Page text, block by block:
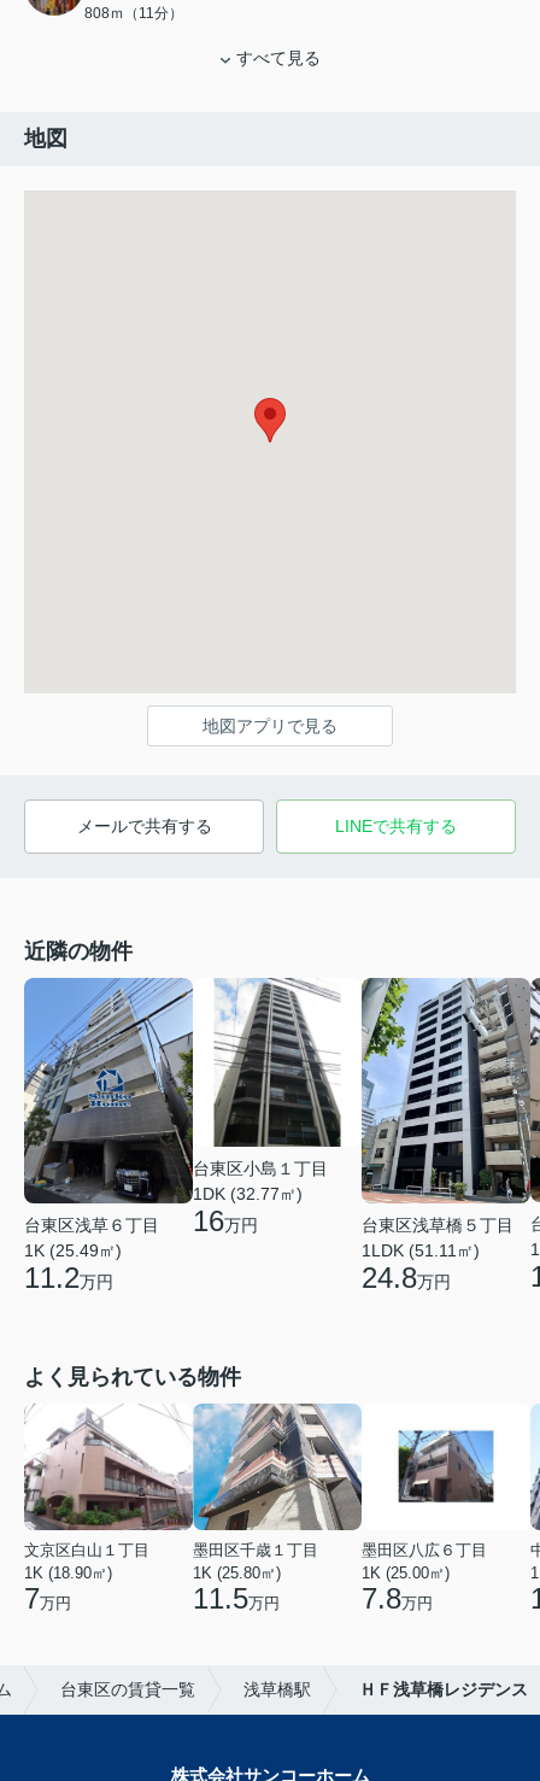
808ｍ（11分）
すべて見る
地図
地図アプリで見る
メールで共有する LINEで共有する
近隣の物件
台東区浅草６丁目
1K (25.49㎡)
11.2万円
台東区小島１丁目
1DK (32.77㎡)
16万円
台東区浅草橋５丁目
1LDK (51.11㎡)
24.8万円
よく見られている物件
文京区白山１丁目
1K (18.90㎡)
7万円
墨田区千歳１丁目
1K (25.80㎡)
11.5万円
墨田区八広６丁目
1K (25.00㎡)
7.8万円
台東区の賃貸一覧 浅草橋駅 ＨＦ浅草橋レジデンス
株式会社サンコーホーム